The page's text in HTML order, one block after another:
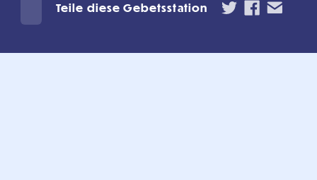
Teile diese Gebetsstation